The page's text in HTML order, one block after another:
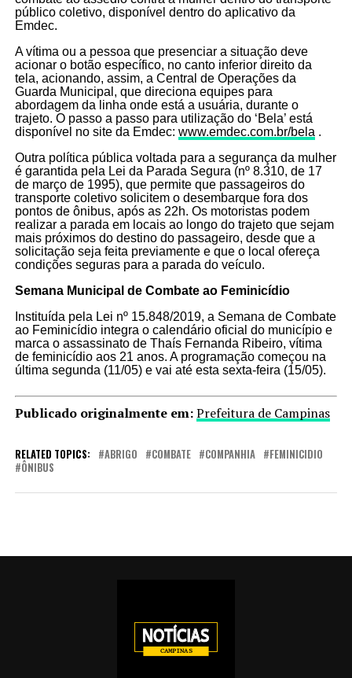
público coletivo, disponível dentro do aplicativo da
Emdec.
A vítima ou a pessoa que presenciar a situação deve
acionar o botão específico, no canto inferior direito da
tela, acionando, assim, a Central de Operações da
Guarda Municipal, que direciona equipes para
abordagem da linha onde está a usuária, durante o
trajeto. O passo a passo para utilização do ‘Bela’ está
disponível no site da Emdec: www.emdec.com.br/bela .
Outra política pública voltada para a segurança da mulher
é garantida pela Lei da Parada Segura (nº 8.310, de 17
de março de 1995), que permite que passageiros do
transporte coletivo solicitem o desembarque fora dos
pontos de ônibus, após as 22h. Os motoristas podem
realizar a parada em locais ao longo do trajeto que sejam
mais próximos do destino do passageiro, desde que a
solicitação seja feita previamente e que o local ofereça
condições seguras para a parada do veículo.
Semana Municipal de Combate ao Feminicídio
Instituída pela Lei nº 15.848/2019, a Semana de Combate
ao Feminicídio integra o calendário oficial do município e
marca o assassinato de Thaís Fernanda Ribeiro, vítima
de feminicídio aos 21 anos. A programação começou na
última segunda (11/05) e vai até esta sexta-feira (15/05).
Publicado originalmente em:Prefeitura de Campinas
RELATED TOPICS: ABRIGO COMBATE COMPANHIA
FEMINICIDIO
ÔNIBUS